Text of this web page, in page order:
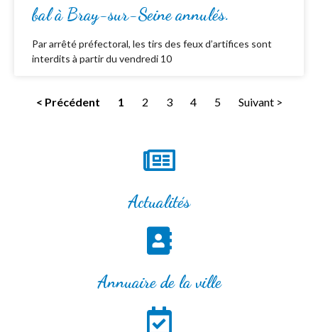
bal à Bray-sur-Seine annulés.
Par arrêté préfectoral, les tirs des feux d’artifices sont
interdits à partir du vendredi 10
< Précédent 1 2 3 4 5 Suivant >
Actualités
Annuaire de la ville